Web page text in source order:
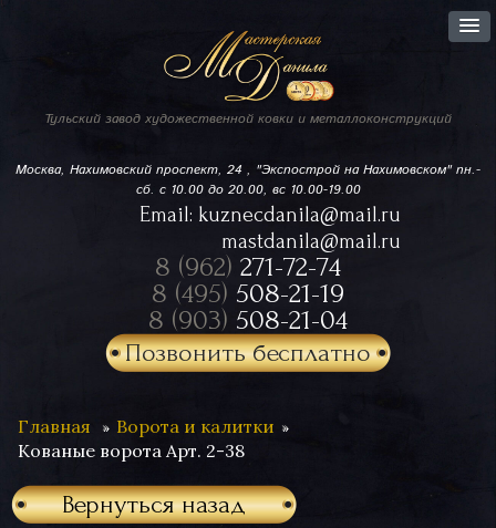
Тульский завод художественной ковки и металлоконструкций
Москва, Нахимовский проспект, 24 , "Экспострой на Нахимовском"пн.-
сб. с 10.00 до 20.00, вс 10.00-19.00
Email: kuznecdanila@mail.ru
mastdanila@mail.ru
8 (962) 271-72-74
8 (495) 508-21-19
8 (903) 508-21-04
Позвонить бесплатно
Главная
Ворота и калитки
Кованые ворота Арт. 2-38
Вернуться назад